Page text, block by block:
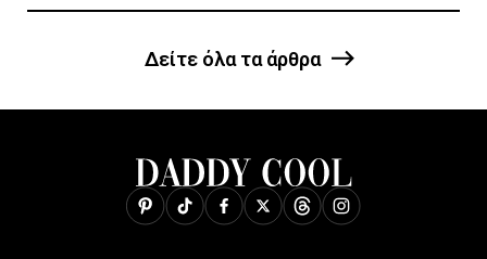
Δείτε όλα τα άρθρα